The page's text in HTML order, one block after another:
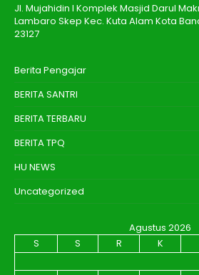
Jl. Mujahidin I Komplek Masjid Darul
Lambaro Skep Kec. Kuta Alam Kota
23127
Berita Pengajar
BERITA SANTRI
BERITA TERBARU
BERITA TPQ
HU NEWS
Uncategorized
Agustus 2026
S
S R K